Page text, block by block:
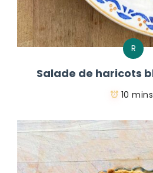
R
Salade de haricots
10 mins